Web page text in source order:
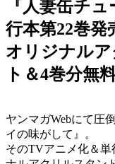
『人妻缶チ
行本第22巻発
オリジナル
ト＆4巻分無
ヤンマガWebにて圧
イの味がして』。
そのTVアニメ化＆単